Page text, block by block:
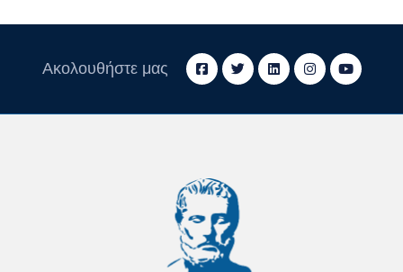
Ακολουθήστε μας